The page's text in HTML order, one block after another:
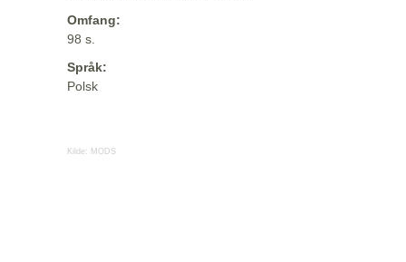
Omfang:
98 s.
Språk:
Polsk
Kilde: MODS